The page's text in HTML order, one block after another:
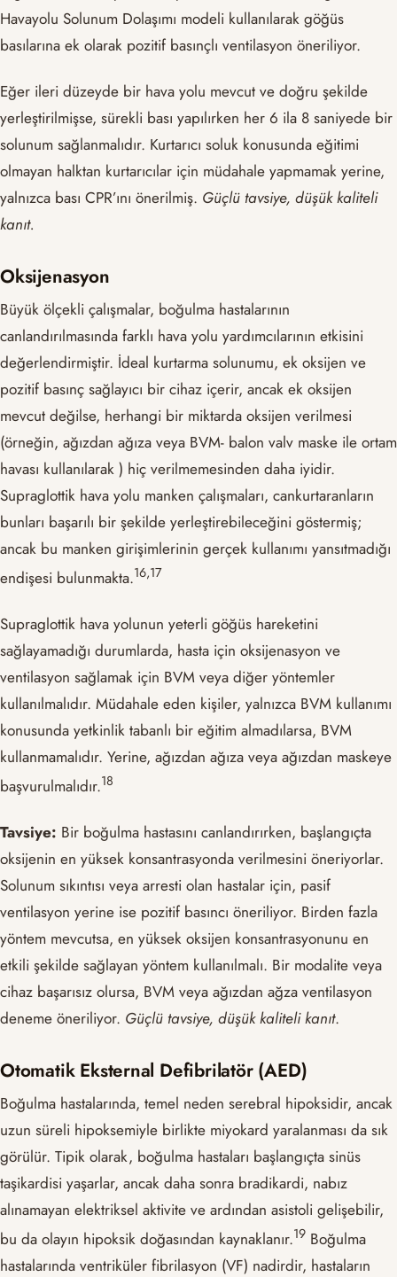
Havayolu Solunum Dolaşımı modeli kullanılarak göğüs
basılarına ek olarak pozitif basınçlı ventilasyon öneriliyor.
Eğer ileri düzeyde bir hava yolu mevcut ve doğru şekilde
yerleştirilmişse, sürekli bası yapılırken her 6 ila 8 saniyede bir
solunum sağlanmalıdır. Kurtarıcı soluk konusunda eğitimi
olmayan halktan kurtarıcılar için müdahale yapmamak yerine,
yalnızca bası CPR’ını önerilmiş. Güçlü tavsiye, düşük kaliteli
kanıt.
Oksijenasyon
Büyük ölçekli çalışmalar, boğulma hastalarının
canlandırılmasında farklı hava yolu yardımcılarının etkisini
değerlendirmiştir. İdeal kurtarma solunumu, ek oksijen ve
pozitif basınç sağlayıcı bir cihaz içerir, ancak ek oksijen
mevcut değilse, herhangi bir miktarda oksijen verilmesi
(örneğin, ağızdan ağıza veya BVM- balon valv maske ile ortam
havası kullanılarak ) hiç verilmemesinden daha iyidir.
Supraglottik hava yolu manken çalışmaları, cankurtaranların
bunları başarılı bir şekilde yerleştirebileceğini göstermiş;
ancak bu manken girişimlerinin gerçek kullanımı yansıtmadığı
endişesi bulunmakta.​16,17​
Supraglottik hava yolunun yeterli göğüs hareketini
sağlayamadığı durumlarda, hasta için oksijenasyon ve
ventilasyon sağlamak için BVM veya diğer yöntemler
kullanılmalıdır. Müdahale eden kişiler, yalnızca BVM kullanımı
konusunda yetkinlik tabanlı bir eğitim almadılarsa, BVM
kullanmamalıdır. Yerine, ağızdan ağıza veya ağızdan maskeye
başvurulmalıdır.​18​
Tavsiye: Bir boğulma hastasını canlandırırken, başlangıçta
oksijenin en yüksek konsantrasyonda verilmesini öneriyorlar.
Solunum sıkıntısı veya arresti olan hastalar için, pasif
ventilasyon yerine ise pozitif basıncı öneriliyor. Birden fazla
yöntem mevcutsa, en yüksek oksijen konsantrasyonunu en
etkili şekilde sağlayan yöntem kullanılmalı. Bir modalite veya
cihaz başarısız olursa, BVM veya ağızdan ağza ventilasyon
deneme öneriliyor. Güçlü tavsiye, düşük kaliteli kanıt.
Otomatik Eksternal Defibrilatör (AED)
Boğulma hastalarında, temel neden serebral hipoksidir, ancak
uzun süreli hipoksemiyle birlikte miyokard yaralanması da sık
görülür. Tipik olarak, boğulma hastaları başlangıçta sinüs
taşikardisi yaşarlar, ancak daha sonra bradikardi, nabız
alınamayan elektriksel aktivite ve ardından asistoli gelişebilir,
bu da olayın hipoksik doğasından kaynaklanır.​19​ Boğulma
hastalarında ventriküler fibrilasyon (VF) nadirdir, hastaların